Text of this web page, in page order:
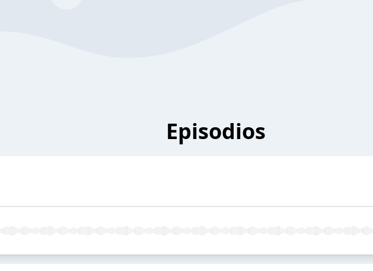
Episodios